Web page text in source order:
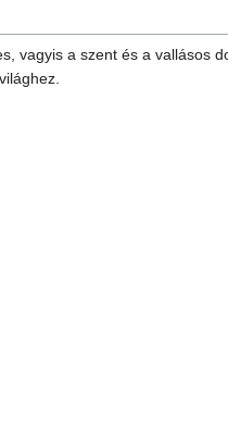
vagyis a szent és a vallásos